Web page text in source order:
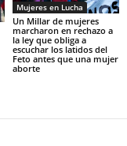
Mujeres en Lucha
Un Millar de mujeres
marcharon en rechazo a
la ley que obliga a
escuchar los latidos del
Feto antes que una mujer
aborte